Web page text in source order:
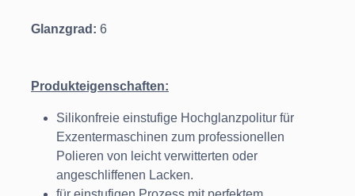
Glanzgrad: 6
Produkteigenschaften:
Silikonfreie einstufige Hochglanzpolitur für
Exzentermaschinen zum professionellen
Polieren von leicht verwitterten oder
angeschliffenen Lacken.